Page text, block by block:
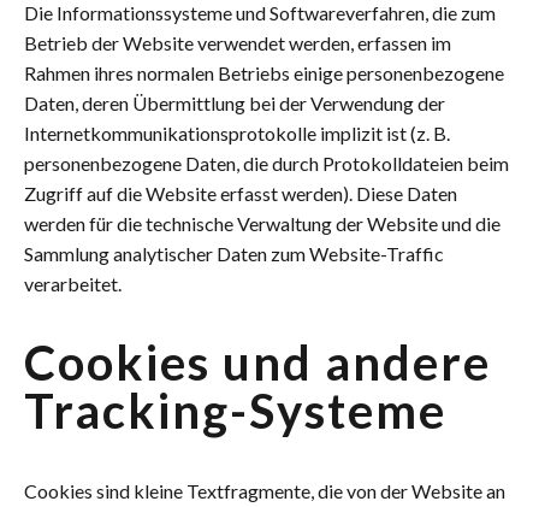
Die Informationssysteme und Softwareverfahren, die zum
Betrieb der Website verwendet werden, erfassen im
Rahmen ihres normalen Betriebs einige personenbezogene
Daten, deren Übermittlung bei der Verwendung der
Internetkommunikationsprotokolle implizit ist (z. B.
personenbezogene Daten, die durch Protokolldateien beim
Zugriff auf die Website erfasst werden). Diese Daten
werden für die technische Verwaltung der Website und die
Sammlung analytischer Daten zum Website-Traffic
verarbeitet.
Cookies und andere
Tracking-Systeme
Cookies sind kleine Textfragmente, die von der Website an